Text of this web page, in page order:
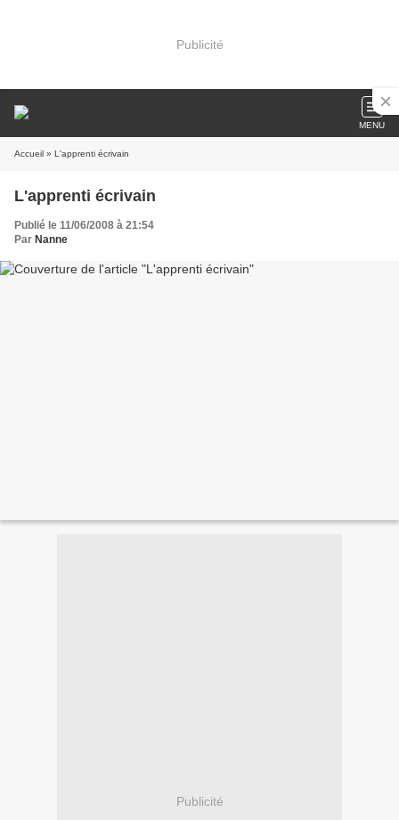
Publicité
MENU
Accueil » L'apprenti écrivain
L'apprenti écrivain
Publié le 11/06/2008 à 21:54
Par Nanne
Publicité